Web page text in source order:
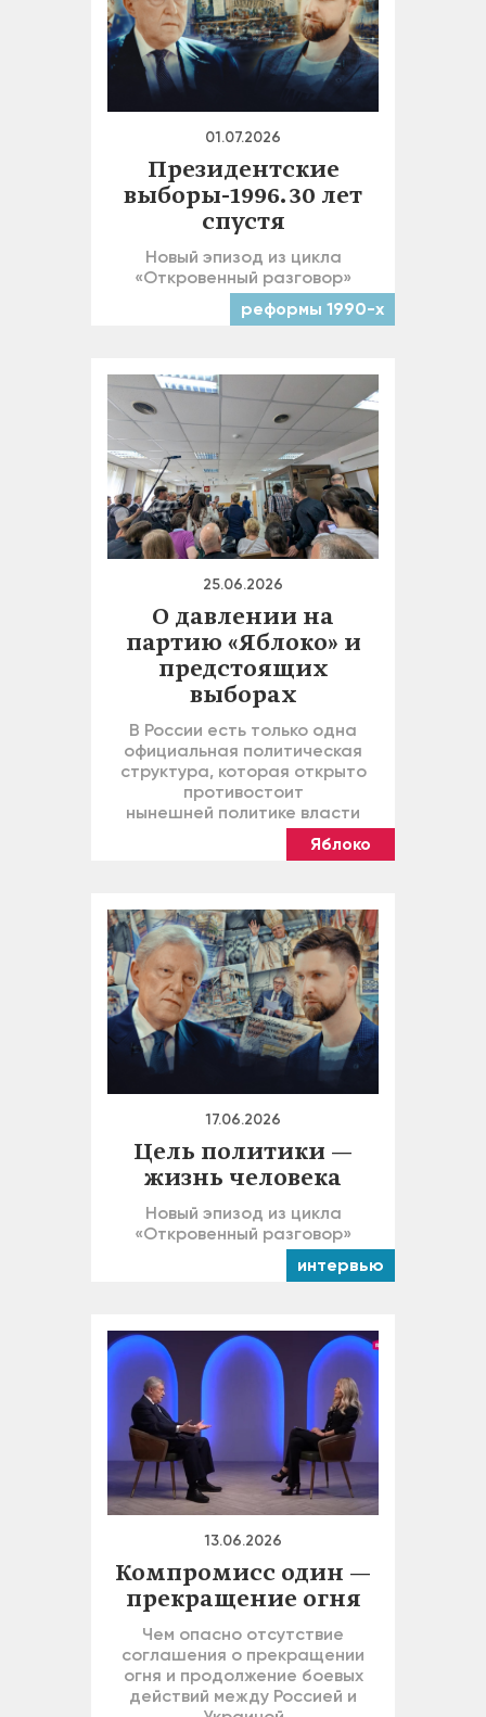
01.07.2026
Президентские
выборы-1996. 30 лет
спустя
Новый эпизод из цикла
«Откровенный разговор»
реформы 1990-х
25.06.2026
О давлении на
партию «Яблоко» и
предстоящих
выборах
В России есть только одна
официальная политическая
структура, которая открыто
противостоит
нынешней политике власти
Яблоко
17.06.2026
Цель политики —
жизнь человека
Новый эпизод из цикла
«Откровенный разговор»
интервью
13.06.2026
Компромисс один —
прекращение огня
Чем опасно отсутствие
соглашения о прекращении
огня и продолжение боевых
действий между Россией и